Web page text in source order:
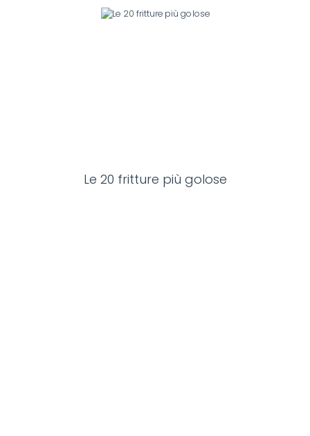
Le 20 fritture più golose